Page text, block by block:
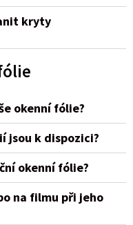
kryty
okenní fólie?
jsou k dispozici?
okenní fólie?
na filmu při jeho